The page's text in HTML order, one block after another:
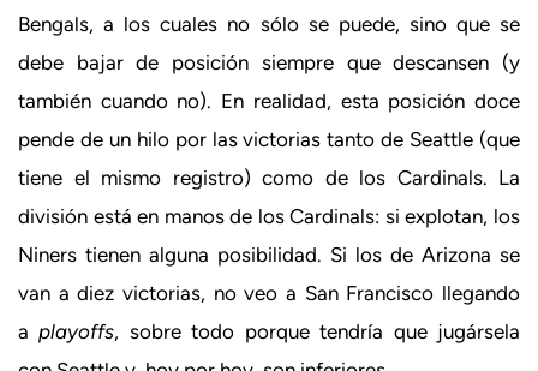
Bengals, a los cuales no sólo se puede, sino que se
debe bajar de posición siempre que descansen (y
también cuando no). En realidad, esta posición doce
pende de un hilo por las victorias tanto de Seattle (que
tiene el mismo registro) como de los Cardinals. La
división está en manos de los Cardinals: si explotan, los
Niners tienen alguna posibilidad. Si los de Arizona se
van a diez victorias, no veo a San Francisco llegando
aplayoffs, sobre todo porque tendría que jugársela